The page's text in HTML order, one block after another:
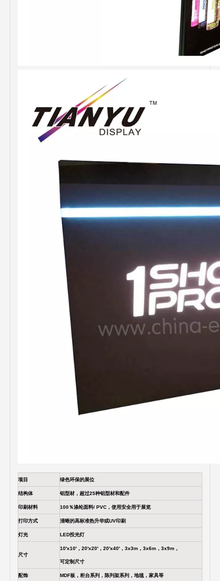
项目 绿色环保的展位
结构体 铝型材，超过25种铝型材和配件
印刷材料 100％涤纶面料/ PVC，使用安全用于展览
打印方式 清晰的高标准热升华或UV印刷
灯光 LED投光灯
尺寸
10'x10'，20'x20'，20'x40'，3x3m，3x6m，3x9m，
可定制尺寸
配饰 MDF板，柜台系列，陈列架系列，地毯，家具等